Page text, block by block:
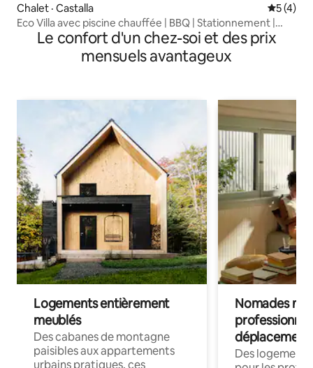
Chalet · Castalla Note
5 (4)
Eco Villa avec piscine chauffée | BBQ | Stationnement |
DétenteLe confort d'un chez-soi et des prix
mensuels avantageux
Logements entièrement
meublés
Des cabanes de montagne
paisibles aux appartements
urbains pratiques, ces
Nomades
déplacement
Des